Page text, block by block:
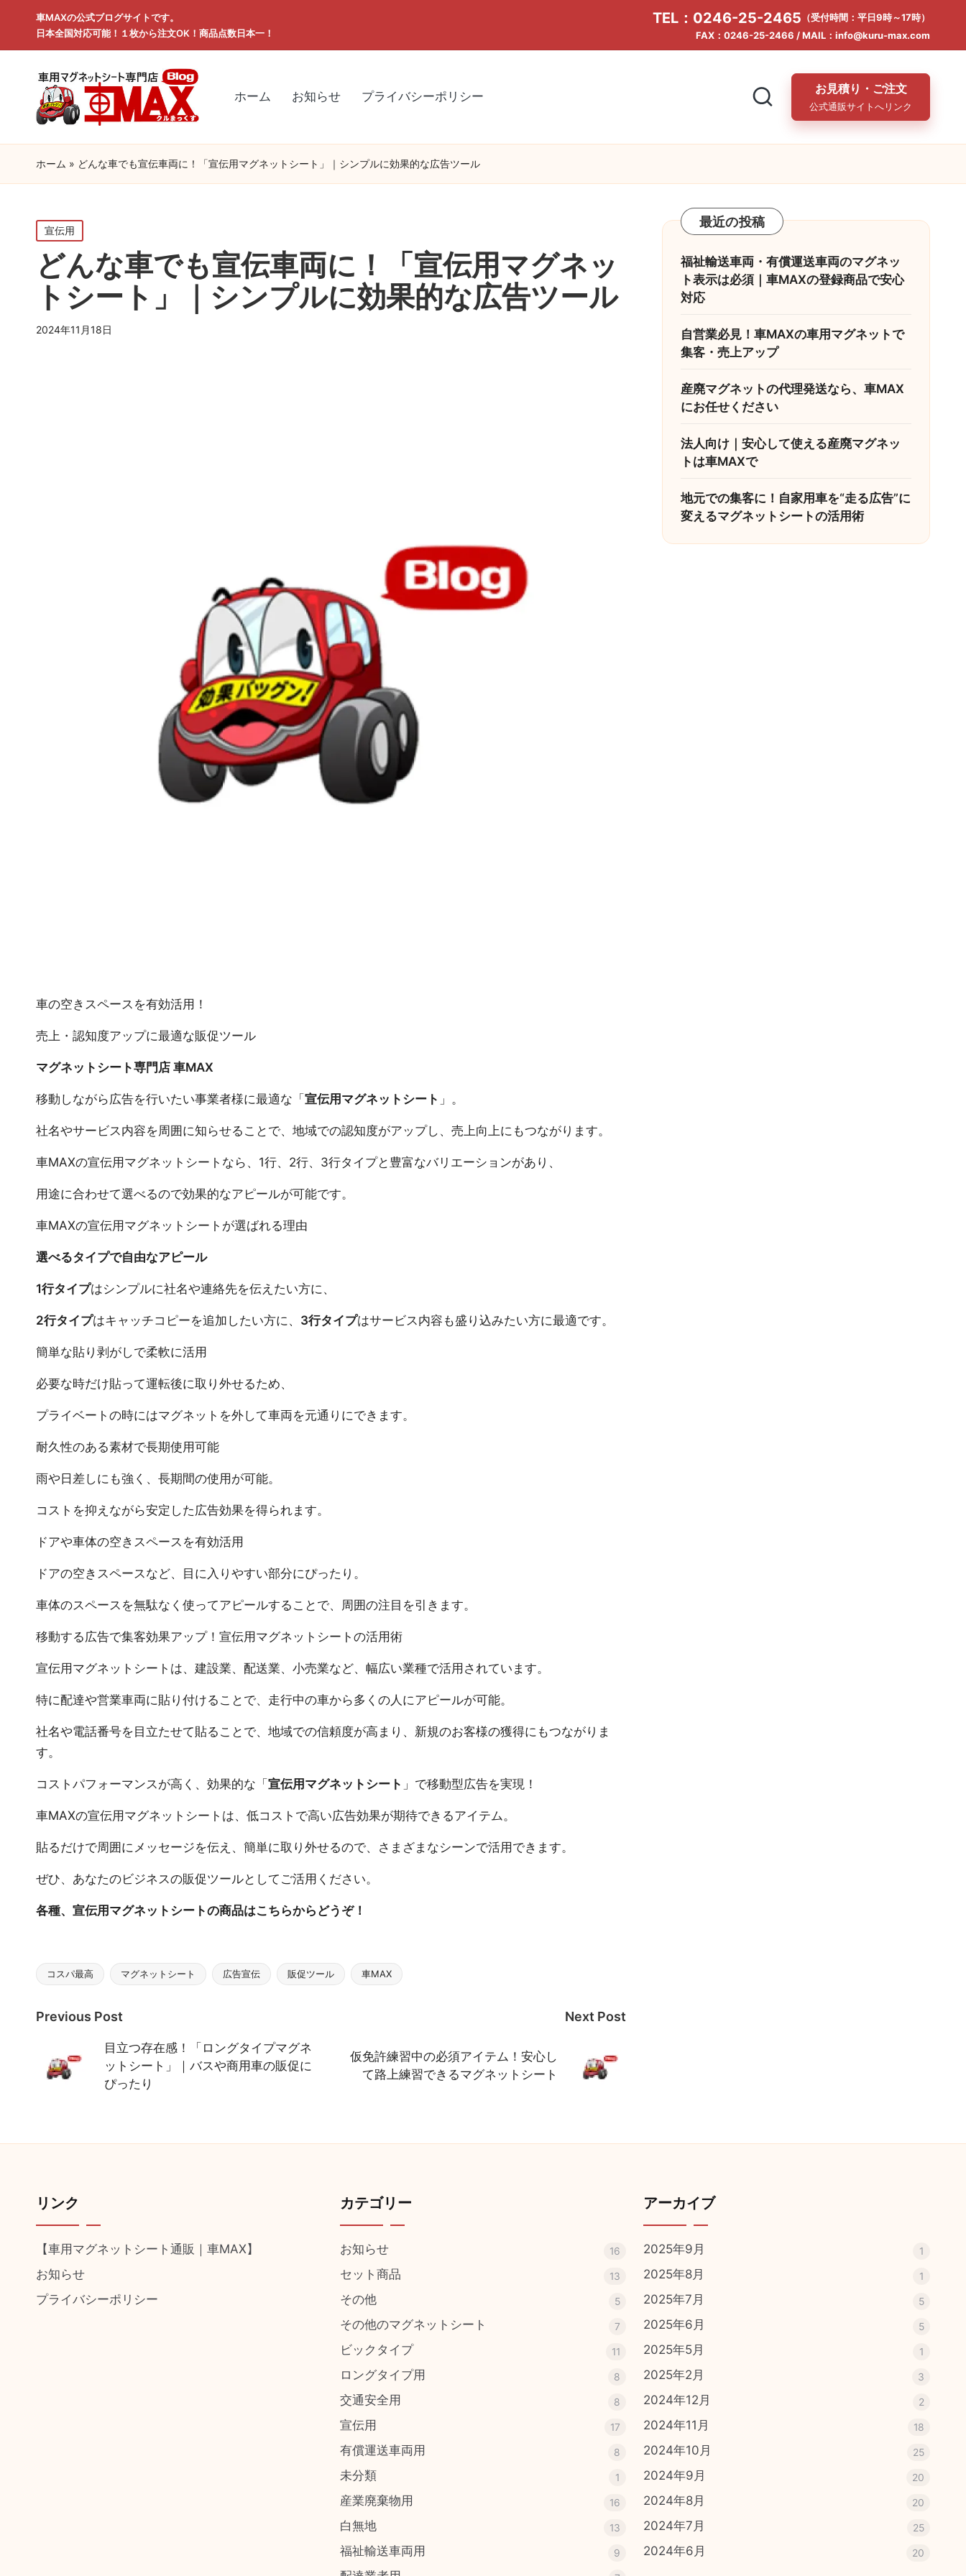
車MAXの公式ブログサイトです。
日本全国対応可能！１枚から注文OK！商品点数日本一！
TEL：0246-25-2465 （受付時間：平日9時～17時）
FAX：0246-25-2466 / MAIL：info@kuru-max.com
ホーム お知らせ プライバシーポリシー
お見積り・ご注文
公式通販サイトへリンク
ホーム » どんな車でも宣伝車両に！「宣伝用マグネットシート」｜シンプルに効果的な広告ツール
Posted
in
宣伝用
どんな車でも宣伝車両に！「宣伝用マグネッ
トシート」｜シンプルに効果的な広告ツール
2024年11月18日
車の空きスペースを有効活用！
売上・認知度アップに最適な販促ツール
マグネットシート専門店 車MAX
移動しながら広告を行いたい事業者様に最適な「宣伝用マグネットシート 」。
社名やサービス内容を周囲に知らせることで、地域での認知度がアップし、売上向上にもつながります。
車MAXの宣伝用マグネットシートなら、1行、2行、3行タイプと豊富なバリエーションがあり、
用途に合わせて選べるので効果的なアピールが可能です。
車MAXの宣伝用マグネットシートが選ばれる理由
選べるタイプで自由なアピール
1行タイプはシンプルに社名や連絡先を伝えたい方に、
2行タイプはキャッチコピーを追加したい方に、 3行タイプはサービス内容も盛り込みたい方に最適です。
簡単な貼り剥がしで柔軟に活用
必要な時だけ貼って運転後に取り外せるため、
プライベートの時にはマグネットを外して車両を元通りにできます。
耐久性のある素材で長期使用可能
雨や日差しにも強く、長期間の使用が可能。
コストを抑えながら安定した広告効果を得られます。
ドアや車体の空きスペースを有効活用
ドアの空きスペースなど、目に入りやすい部分にぴったり。
車体のスペースを無駄なく使ってアピールすることで、周囲の注目を引きます。
移動する広告で集客効果アップ！宣伝用マグネットシートの活用術
宣伝用マグネットシートは、建設業、配送業、小売業など、幅広い業種で活用されています。
特に配達や営業車両に貼り付けることで、走行中の車から多くの人にアピールが可能。
社名や電話番号を目立たせて貼ることで、地域での信頼度が高まり、新規のお客様の獲得にもつながりま
す。
コストパフォーマンスが高く、効果的な「宣伝用マグネットシート 」で移動型広告を実現！
車MAXの宣伝用マグネットシートは、低コストで高い広告効果が期待できるアイテム。
貼るだけで周囲にメッセージを伝え、簡単に取り外せるので、さまざまなシーンで活用できます。
ぜひ、あなたのビジネスの販促ツールとしてご活用ください。
各種、宣伝用マグネットシートの商品はこちらからどうぞ！
Tags:
コスパ最高 マグネットシート 広告宣伝 販促ツール 車MAX
Post
navigation
Previous Post
目立つ存在感！「ロングタイプマグネ
ットシート」｜バスや商用車の販促に
ぴったり
Next Post
仮免許練習中の必須アイテム！安心し
て路上練習できるマグネットシート
最近の投稿
福祉輸送車両・有償運送車両のマグネッ
ト表示は必須｜車MAXの登録商品で安心
対応
自営業必見！車MAXの車用マグネットで
集客・売上アップ
産廃マグネットの代理発送なら、車MAX
にお任せください
法人向け｜安心して使える産廃マグネッ
トは車MAXで
地元での集客に！自家用車を“走る広告”に
変えるマグネットシートの活用術
リンク
【車用マグネットシート通販｜車MAX】
お知らせ
プライバシーポリシー
カテゴリー
お知らせ 16
セット商品 13
その他 5
その他のマグネットシート 7
ビックタイプ 11
ロングタイプ用 8
交通安全用 8
宣伝用 17
有償運送車両用 8
未分類 1
産業廃棄物用 16
白無地 13
福祉輸送車両用 9
アーカイブ
2025年9月 1
2025年8月 1
2025年7月 5
2025年6月 5
2025年5月 1
2025年2月 3
2024年12月 2
2024年11月 18
2024年10月 25
2024年9月 20
2024年8月 20
2024年7月 25
2024年6月 20